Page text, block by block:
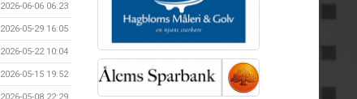
2026-06-06 06:23
2026-05-29 16:05
2026-05-22 10:04
2026-05-15 19:52